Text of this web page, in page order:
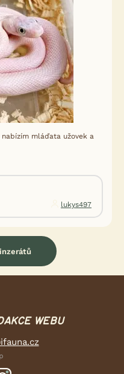
mláďata užovek a
lukys497
WEBU